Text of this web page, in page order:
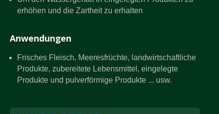
erhöhen und die Zartheit zu erhalten
Anwendungen
Frisches Fleisch, Meeresfrüchte, landwirtschaftliche
Produkte, zubereitete Lebensmittel, eingelegte
Produkte und pulverförmige Produkte ... usw.